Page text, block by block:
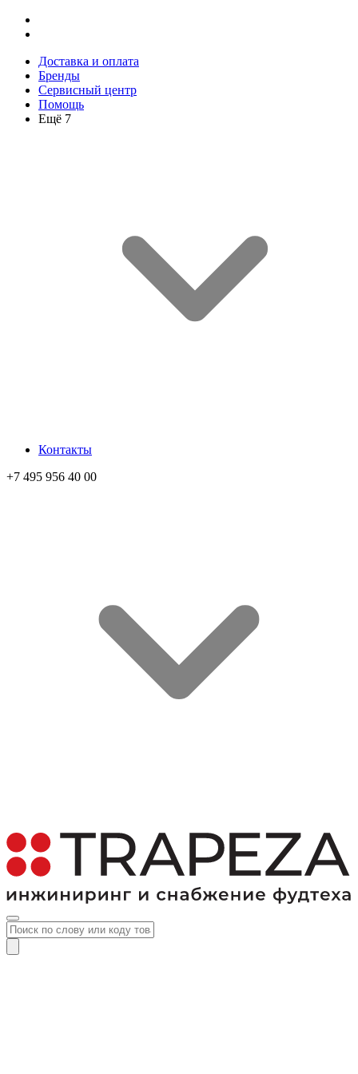
Доставка и оплата
Бренды
Сервисный центр
Помощь
Ещё 7
Контакты
+7 495 956 40 00